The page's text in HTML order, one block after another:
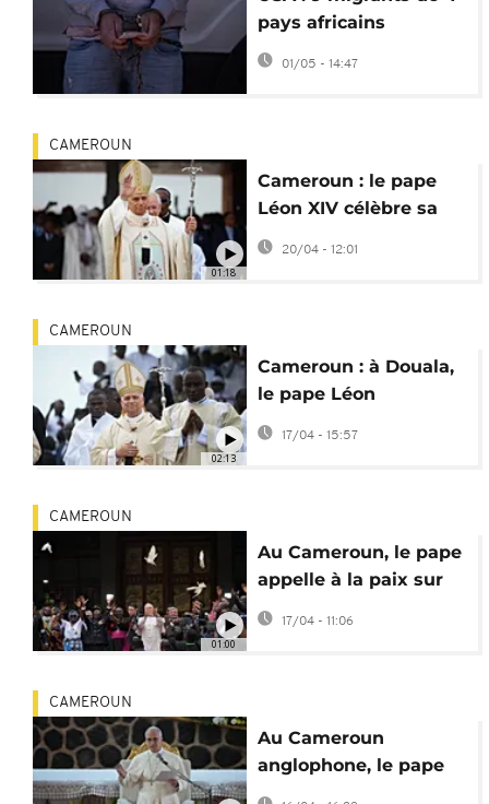
pays africains
expulsés vers le
Cameroun
01/05 - 14:47
01:18
CAMEROUN
Cameroun : le pape
Léon XIV célèbre sa
messe d’adieu à
Yaoundé
20/04 - 12:01
02:13
CAMEROUN
Cameroun : à Douala,
le pape Léon
XIV s’adresse à la
jeunesse
17/04 - 15:57
01:00
CAMEROUN
Au Cameroun, le pape
appelle à la paix sur
fond de conflit
anglophone
17/04 - 11:06
CAMEROUN
Au Cameroun
anglophone, le pape
appelle à rompre avec